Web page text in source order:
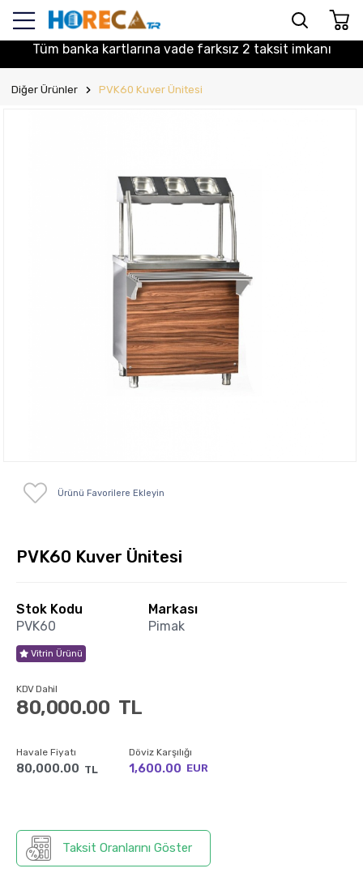
Tüm banka kartlarına vade farksız 2 taksit imkanı
Diğer Ürünler PVK60 Kuver Ünitesi
Ürünü Favorilere Ekleyin
PVK60 Kuver Ünitesi
Stok Kodu
PVK60
Markası
Pimak
Vitrin Ürünü
80,000.00 TL
KDV Dahil
Havale Fiyatı
80,000.00 TL
Döviz Karşılığı
1,600.00 EUR
Taksit Oranlarını Göster